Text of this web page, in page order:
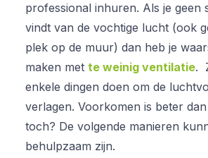
professional inhuren. Als je geen
vindt van de vochtige lucht (ook
plek op de muur) dan heb je
maken met te weinig ventilatie.
enkele dingen doen om de
verlagen. Voorkomen is beter
toch? De volgende manieren
behulpzaam zijn.